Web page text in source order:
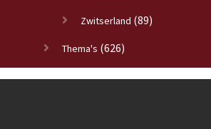
Zwitserland (89)
Thema's (626)